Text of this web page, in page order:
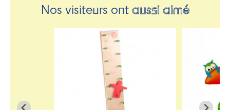
Nos visiteurs ontaussi aimé